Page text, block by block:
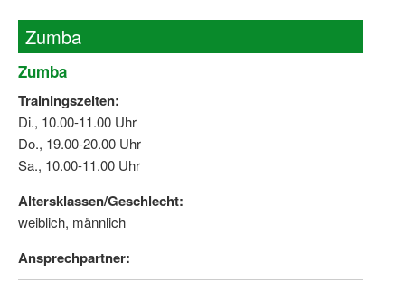
Zumba
Zumba
Trainingszeiten:
Di., 10.00-11.00 Uhr
Do., 19.00-20.00 Uhr
Sa., 10.00-11.00 Uhr
Altersklassen/Geschlecht:
weiblich, männlich
Ansprechpartner: